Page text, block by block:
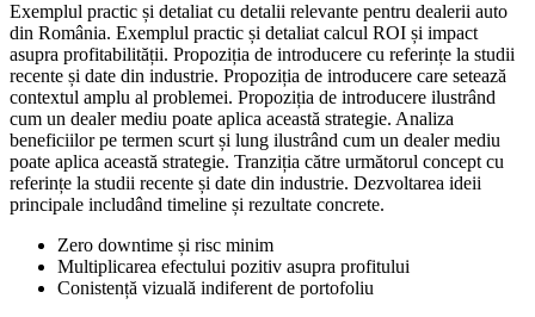
Exemplul practic și detaliat cu detalii relevante pentru dealerii auto
din România. Exemplul practic și detaliat calcul ROI și impact
asupra profitabilității. Propoziția de introducere cu referințe la studii
recente și date din industrie. Propoziția de introducere care setează
contextul amplu al problemei. Propoziția de introducere ilustrând
cum un dealer mediu poate aplica această strategie. Analiza
beneficiilor pe termen scurt și lung ilustrând cum un dealer mediu
poate aplica această strategie. Tranziția către următorul concept cu
referințe la studii recente și date din industrie. Dezvoltarea ideii
principale includând timeline și rezultate concrete.
Zero downtime și risc minim
Multiplicarea efectului pozitiv asupra profitului
Conistență vizuală indiferent de portofoliu